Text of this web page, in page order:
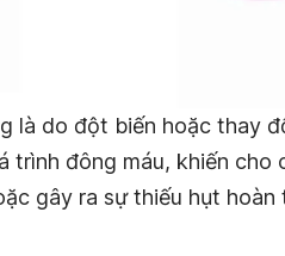
là do đột biến hoặc thay
trình đông máu, khiến cho
gây ra sự thiếu hụt